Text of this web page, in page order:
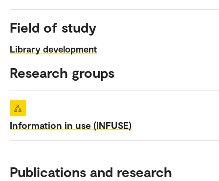
Field of study
Library development
Research groups
Information in use (INFUSE)
Publications and research